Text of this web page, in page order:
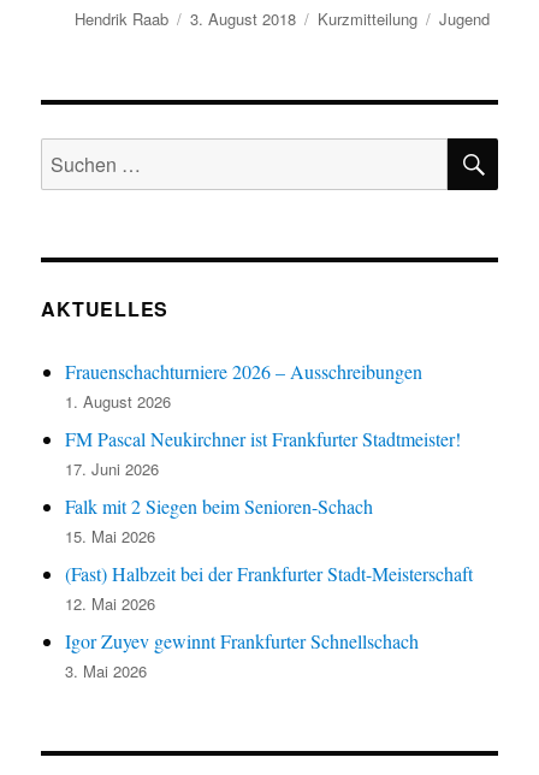
Autor
Hendrik Raab
Veröffentlicht
3. August 2018 Format
Kurzmitteilung Kategorien
Jugend
Suchen
nach:
AKTUELLES
Frauenschachturniere 2026 – Ausschreibungen
1. August 2026
FM Pascal Neukirchner ist Frankfurter Stadtmeister!
17. Juni 2026
Falk mit 2 Siegen beim Senioren-Schach
15. Mai 2026
(Fast) Halbzeit bei der Frankfurter Stadt-Meisterschaft
12. Mai 2026
Igor Zuyev gewinnt Frankfurter Schnellschach
3. Mai 2026